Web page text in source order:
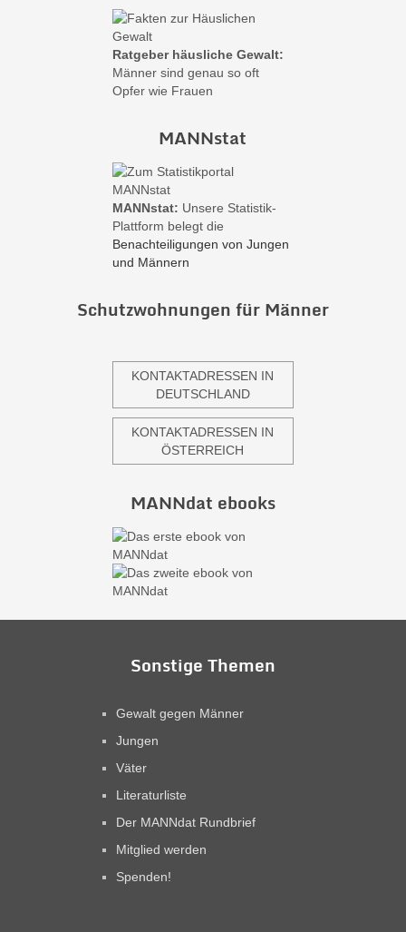
Ratgeber häusliche Gewalt:
Männer sind genau so oft
Opfer wie Frauen
MANNstat
MANNstat: Unsere Statistik-
Plattform belegt die
Benachteiligungen von Jungen
und Männern
Schutzwohnungen für Männer
KONTAKTADRESSEN IN
DEUTSCHLAND
KONTAKTADRESSEN IN
ÖSTERREICH
MANNdat ebooks
Sonstige Themen
Gewalt gegen Männer
Jungen
Väter
Literaturliste
Der MANNdat Rundbrief
Mitglied werden
Spenden!